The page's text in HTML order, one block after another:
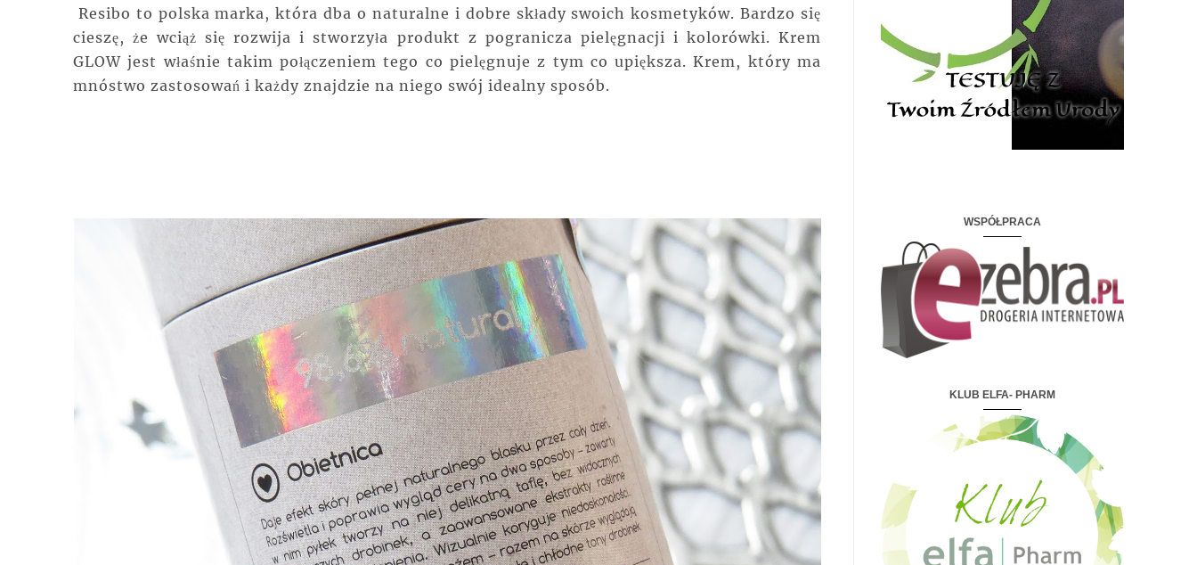
Resibo to polska marka, która dba o naturalne i dobre składy swoich kosmetyków. Bardzo się
cieszę, że wciąż się rozwija i stworzyła produkt z pogranicza pielęgnacji i kolorówki. Krem
GLOW jest właśnie takim połączeniem tego co pielęgnuje z tym co upiększa. Krem, który ma
mnóstwo zastosowań i każdy znajdzie na niego swój idealny sposób.
WSPÓŁPRACA
KLUB ELFA- PHARM